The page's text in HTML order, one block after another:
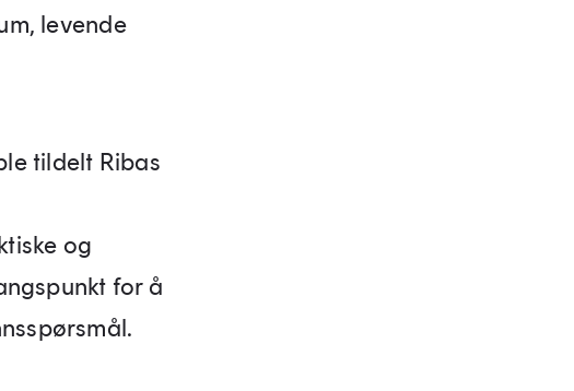
levende
tildelt Ribas
og
for å